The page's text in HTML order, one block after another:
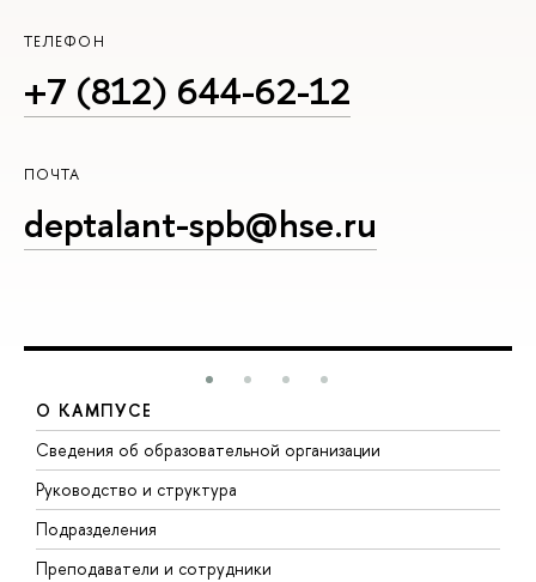
ТЕЛЕФОН
+7 (812) 644-62-12
ПОЧТА
deptalant-spb@hse.ru
О КАМПУСЕ
Сведения об образовательной организации
Руководство и структура
Подразделения
Преподаватели и сотрудники